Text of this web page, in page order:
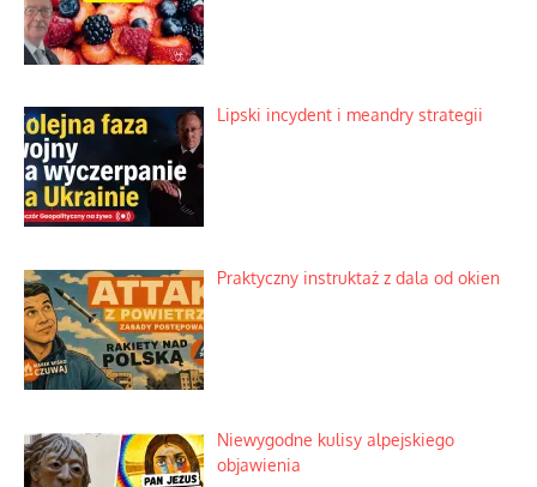
Lipski incydent i meandry strategii
Praktyczny instruktaż z dala od okien
Niewygodne kulisy alpejskiego
objawienia